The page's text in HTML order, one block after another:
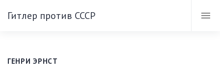
Гитлер против СССР
ГЕНРИ ЭРНСТ